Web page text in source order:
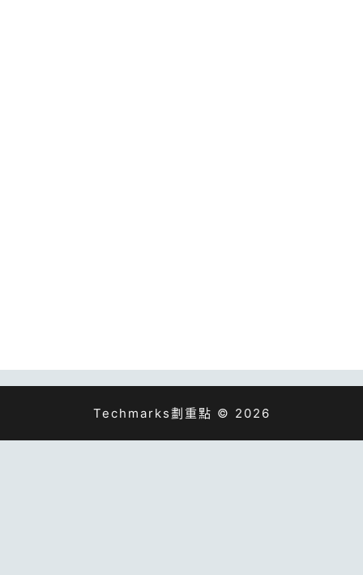
Techmarks劃重點 © 2026